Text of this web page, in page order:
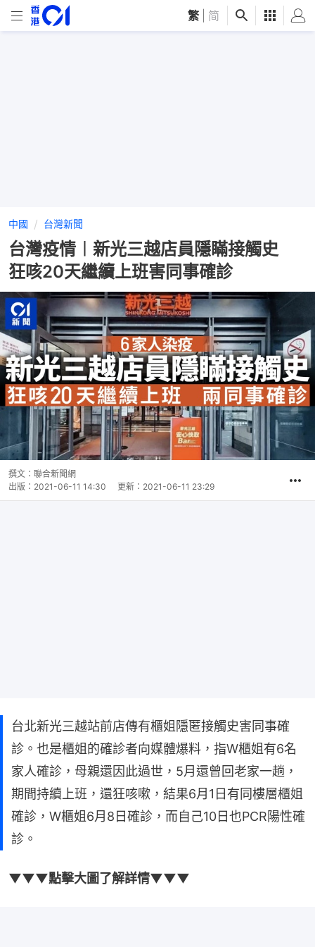
繁 简
中國 台灣新聞
台灣疫情︱新光三越店員隱瞞接觸史
狂咳20天繼續上班害同事確診
撰文： 聯合新聞網
出版： 2021-06-11 14:30 更新： 2021-06-11 23:29
台北新光三越站前店傳有櫃姐隱匿接觸史害同事確
診。也是櫃姐的確診者向媒體爆料，指W櫃姐有6名
家人確診，母親還因此過世，5月還曾回老家一趟，
期間持續上班，還狂咳嗽，結果6月1日有同樓層櫃姐
確診，W櫃姐6月8日確診，而自己10日也PCR陽性確
診。
▼▼▼點擊大圖了解詳情▼▼▼